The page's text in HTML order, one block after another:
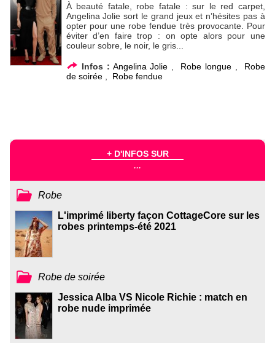
À beauté fatale, robe fatale : sur le red carpet,
Angelina Jolie sort le grand jeux et n’hésites pas à
opter pour une robe fendue très provocante. Pour
éviter d’en faire trop : on opte alors pour une
couleur sobre, le noir, le gris...
Infos : Angelina Jolie Robe longue, Robe
de soirée, Robe fendue
+ D'INFOS SUR
...
Robe
L'imprimé liberty façon CottageCore sur les
robes printemps-été 2021
Robe de soirée
Jessica Alba VS Nicole Richie : match en
robe nude imprimée